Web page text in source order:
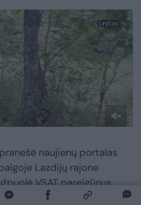
naujienų portalas
Lazdijų rajone
VSAT pareigūnus.
26 d., Kapčiamiesčio